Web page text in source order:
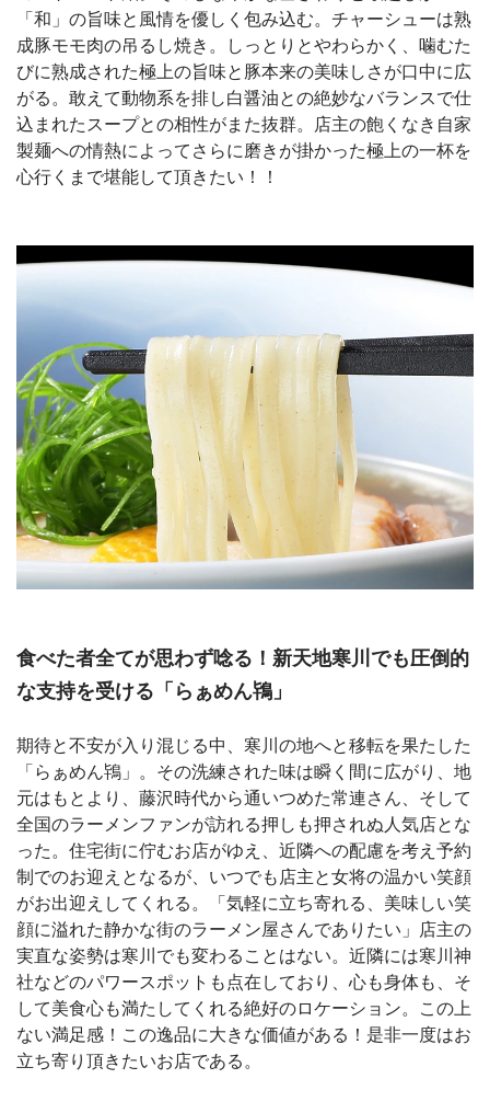
「和」の旨味と風情を優しく包み込む。チャーシューは熟
成豚モモ肉の吊るし焼き。しっとりとやわらかく、噛むた
びに熟成された極上の旨味と豚本来の美味しさが口中に広
がる。敢えて動物系を排し白醤油との絶妙なバランスで仕
込まれたスープとの相性がまた抜群。店主の飽くなき自家
製麺への情熱によってさらに磨きが掛かった極上の一杯を
心行くまで堪能して頂きたい！！
食べた者全てが思わず唸る！新天地寒川でも圧倒的
な支持を受ける「らぁめん鴇」
期待と不安が入り混じる中、寒川の地へと移転を果たした
「らぁめん鴇」。その洗練された味は瞬く間に広がり、地
元はもとより、藤沢時代から通いつめた常連さん、そして
全国のラーメンファンが訪れる押しも押されぬ人気店とな
った。住宅街に佇むお店がゆえ、近隣への配慮を考え予約
制でのお迎えとなるが、いつでも店主と女将の温かい笑顔
がお出迎えしてくれる。「気軽に立ち寄れる、美味しい笑
顔に溢れた静かな街のラーメン屋さんでありたい」店主の
実直な姿勢は寒川でも変わることはない。近隣には寒川神
社などのパワースポットも点在しており、心も身体も、そ
して美食心も満たしてくれる絶好のロケーション。この上
ない満足感！この逸品に大きな価値がある！是非一度はお
立ち寄り頂きたいお店である。